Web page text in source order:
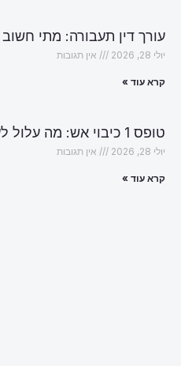
עורך דין תעבורה: מתי
יולי 28, 2026 אין תגובות
קרא עוד »
טופס 1 כיבוי אש: מה עלול לעכב את האישור?
יולי 28, 2026 אין תגובות
קרא עוד »